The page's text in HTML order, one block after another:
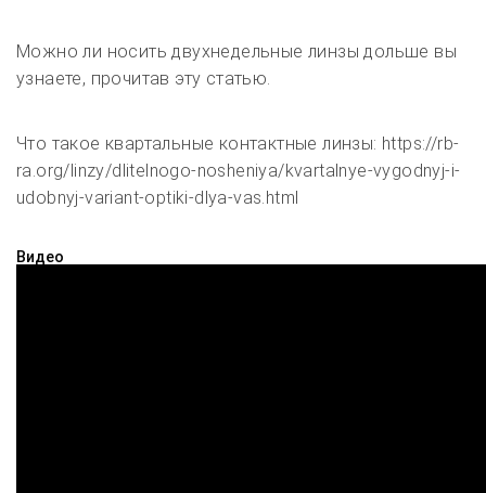
Можно ли носить двухнедельные линзы дольше вы
узнаете, прочитав эту статью.
Что такое квартальные контактные линзы: https://rb-
ra.org/linzy/dlitelnogo-nosheniya/kvartalnye-vygodnyj-i-
udobnyj-variant-optiki-dlya-vas.html
Видео